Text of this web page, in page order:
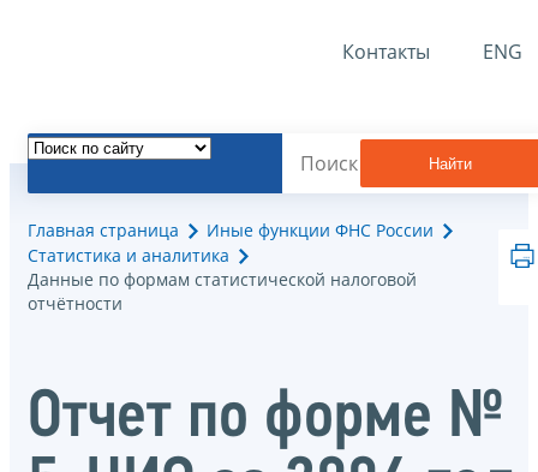
Контакты ENG
Найти
Главная страница
Иные функции ФНС России
Статистика и аналитика
Данные по формам статистической налоговой
отчётности
Отчет по форме №